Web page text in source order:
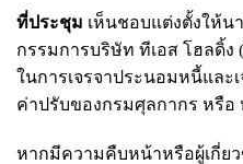
ที่ประชุม เห็นชอบแต่งตั้งให้
กรรมการบริษัท ทีเอส โฮลดิ้ง
ในการเจรจาประนอมหนี้และ
ค่าปรับของกรมศุลกากร หรือ
หากมีความคืบหน้าหรือผู้เกี่ยว